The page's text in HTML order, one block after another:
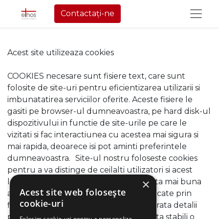
Contactați-ne
Acest site utilizeaza cookies
COOKIES necesare sunt fisiere text, care sunt
folosite de site-uri pentru eficientizarea utilizarii si
imbunatatirea serviciilor oferite. Aceste fisiere le
gasiti pe browser-ul dumneavoastra, pe hard disk-ul
dispozitivului in functie de site-urile pe care le
vizitati si fac interactiunea cu acestea mai sigura si
mai rapida, deoarece isi pot aminti preferintele
dumneavoastra. Site-ul nostru foloseste cookies
pentru a va distinge de ceilalti utilizatori si acest
lucru ne ajuta sa va oferim o experienta mai buna
atunci cand navigati pe site. Datele stocate prin
fisierele cookies pe site-ul nostru, nu arata detalii
personale cu ajutorul carora sa se poata stabili o
×
Acest site web folosește
cookie-uri